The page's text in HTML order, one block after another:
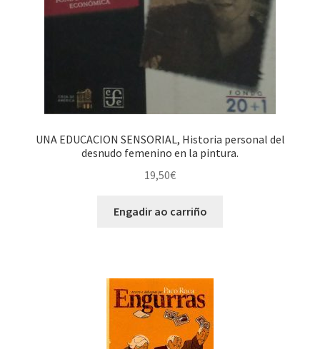
UNA EDUCACION SENSORIAL, Historia personal del
desnudo femenino en la pintura.
19,50€
Engadir ao carriño